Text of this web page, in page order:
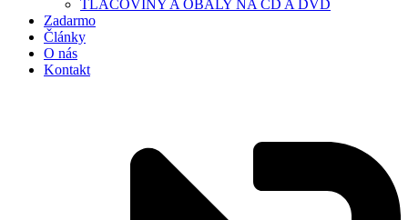
TLAČOVINY A OBALY NA CD A DVD
Zadarmo
Články
O nás
Kontakt